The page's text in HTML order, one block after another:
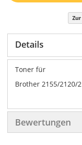
Details
Toner für
Brother 2155/2120/
Bewertungen